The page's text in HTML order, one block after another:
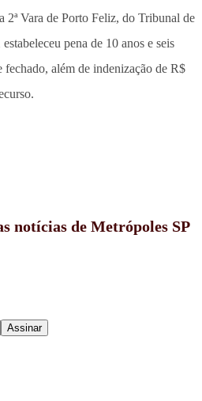
2ª Vara de Porto Feliz, do Tribunal de
estabeleceu pena de 10 anos e seis
fechado, além de indenização de R$
notícias de Metrópoles SP
Assinar